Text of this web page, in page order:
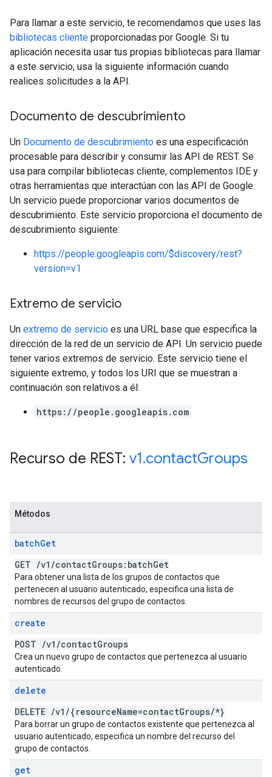
Para llamar a este servicio, te recomendamos que uses las
bibliotecas cliente proporcionadas por Google. Si tu
aplicación necesita usar tus propias bibliotecas para llamar
a este servicio, usa la siguiente información cuando
realices solicitudes a la API.
Documento de descubrimiento
Un Documento de descubrimiento es una especificación
procesable para describir y consumir las API de REST. Se
usa para compilar bibliotecas cliente, complementos IDE y
otras herramientas que interactúan con las API de Google.
Un servicio puede proporcionar varios documentos de
descubrimiento. Este servicio proporciona el documento de
descubrimiento siguiente:
https://people.googleapis.com/$discovery/rest?
version=v1
Extremo de servicio
Un extremo de servicio es una URL base que especifica la
dirección de la red de un servicio de API. Un servicio puede
tener varios extremos de servicio. Este servicio tiene el
siguiente extremo, y todos los URI que se muestran a
continuación son relativos a él:
https://people.googleapis.com
Recurso de REST: v1.contactGroups
Métodos
batchGet
GET /v1 /contactGroups:batchGet
Para obtener una lista de los grupos de contactos que
pertenecen al usuario autenticado, especifica una lista de
nombres de recursos del grupo de contactos.
create
POST /v1 /contactGroups
Crea un nuevo grupo de contactos que pertenezca al usuario
autenticado.
delete
DELETE /v1 /{resourceName=contactGroups/*}
Para borrar un grupo de contactos existente que pertenezca al
usuario autenticado, especifica un nombre del recurso del
grupo de contactos.
get